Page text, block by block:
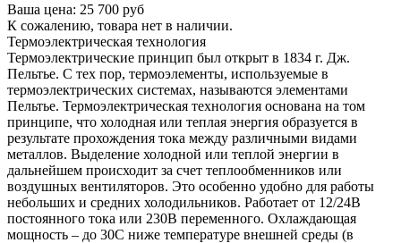
Ваша цена: 25 700 руб
К сожалению, товара нет в наличии.
Термоэлектрическая технология
Термоэлектрические принцип был открыт в 1834 г. Дж.
Пельтье. С тех пор, термоэлементы, используемые в
термоэлектрических системах, называются элементами
Пельтье. Термоэлектрическая технология основана на том
принципе, что холодная или теплая энергия образуется в
результате прохождения тока между различными видами
металлов. Выделение холодной или теплой энергии в
дальнейшем происходит за счет теплообменников или
воздушных вентиляторов. Это особенно удобно для работы
небольших и средних холодильников. Работает от 12/24В
постоянного тока или 230В переменного. Охлаждающая
мощность – до 30С ниже температуре внешней среды (в